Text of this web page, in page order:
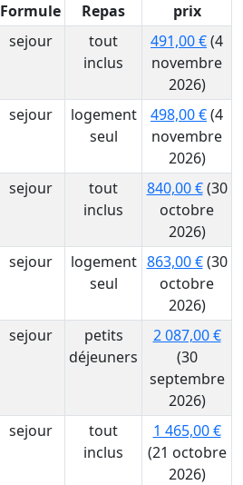
Formule Repas
prix
sejour
tout
inclus
491,00 €(4
novembre
2026)
sejour
logement
seul
498,00 €(4
novembre
2026)
sejour
tout
inclus
840,00 €(30
octobre
2026)
sejour
logement
seul
863,00 €(30
octobre
2026)
sejour
petits
déjeuners
2 087,00 €
(30
septembre
2026)
sejour
tout
inclus
1 465,00 €
(21 octobre
2026)